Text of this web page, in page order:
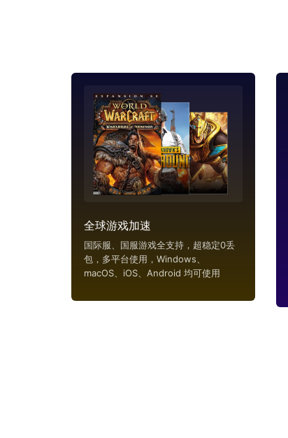
全球游戏加速
国际服、国服游戏全支持，超稳定0丢
包，多平台使用，Windows、
macOS、iOS、Android 均可使用